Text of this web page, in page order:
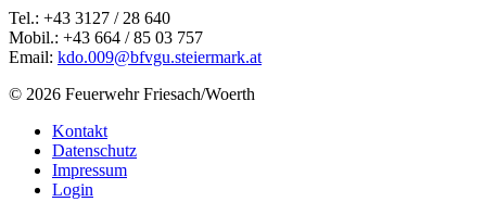
Tel.: +43 3127 / 28 640
Mobil.: +43 664 / 85 03 757
Email: kdo.009@bfvgu.steiermark.at
© 2026 Feuerwehr Friesach/Woerth
Kontakt
Datenschutz
Impressum
Login